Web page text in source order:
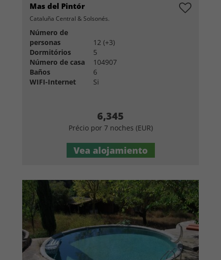
Mas del Pintór
Cataluña Central & Solsonés.
Número de
personas
12 (+3)
Dormitórios
5
Número de casa
104907
Baños
6
WIFI-Internet
Si
6,345
Précio por 7 noches (EUR)
Vea alojamiento